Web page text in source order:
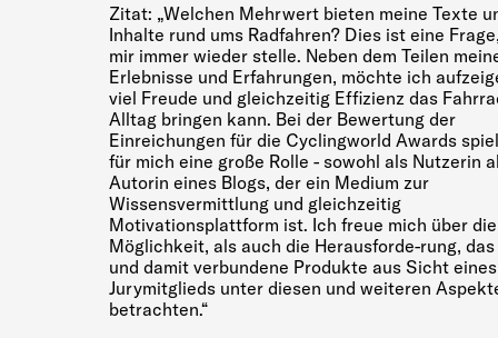
Zitat: „Welchen Mehrwert bieten meine Texte
Inhalte rund ums Radfahren? Dies ist eine
mir immer wieder stelle. Neben dem Teilen
Erlebnisse und Erfahrungen, möchte ich
viel Freude und gleichzeitig Effizienz das
Alltag bringen kann. Bei der Bewertung der
Einreichungen für die Cyclingworld Awards
für mich eine große Rolle - sowohl als Nutzerin
Autorin eines Blogs, der ein Medium zur
Wissensvermittlung und gleichzeitig
Motivationsplattform ist. Ich freue mich über die
Möglichkeit, als auch die Herausforde-rung,
und damit verbundene Produkte aus Sicht eines
Jurymitglieds unter diesen und weiteren
betrachten.“